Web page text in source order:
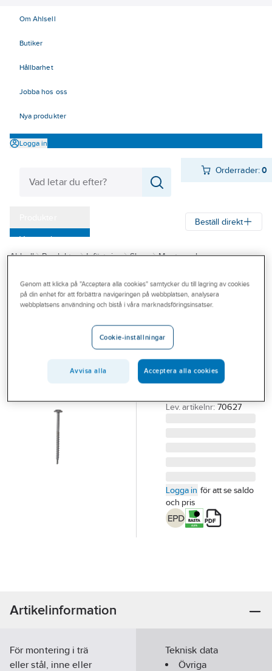
Om Ahlsell
Butiker
Hållbarhet
Jobba hos oss
Nya produkter
Logga in
Orderrader:0
Varumärken
Outlet
Branscher
Beställ direkt
Ahlsell Produkter Infästning Skruv Montageskruv
Montageskruv
borrspets utv-
C4
MONTAGESKRUV
UNIVERS. IMPREG+
4,8X50 BORRSP.
STÅL/TRÄ 250/FP
Lev. artikelnr: 70627
Logga in för att se saldo
och pris
Artikelinformation
För montering i trä
eller stål, inne eller
Teknisk data
Övriga
Genom att klicka på "Acceptera alla cookies" samtycker du till lagring av cookies
på din enhet för att förbättra navigeringen på webbplatsen, analysera
webbplatsens användning och bistå i våra marknadsföringsinsatser.
Cookie-inställningar
Avvisa alla Acceptera alla cookies